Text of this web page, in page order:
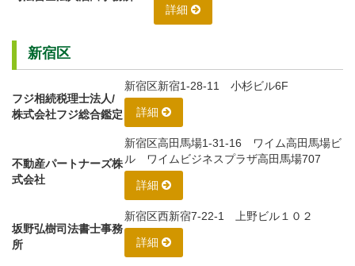
詳細
新宿区
フジ相続税理士法人/
株式会社フジ総合鑑定
新宿区新宿1-28-11 小杉ビル6F
詳細
不動産パートナーズ株
式会社
新宿区高田馬場1-31-16 ワイム高田馬場ビ
ル ワイムビジネスプラザ高田馬場707
詳細
坂野弘樹司法書士事務
所
新宿区西新宿7-22-1 上野ビル１０２
詳細